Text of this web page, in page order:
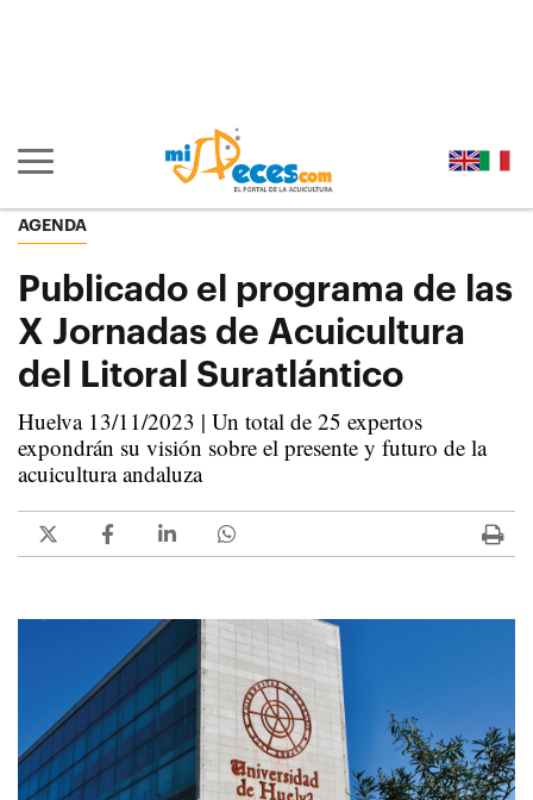
Mostrar/ocultar navegación principal
AGENDA
Publicado el programa de las
X Jornadas de Acuicultura
del Litoral Suratlántico
Huelva 13/11/2023 | Un total de 25 expertos
expondrán su visión sobre el presente y futuro de la
acuicultura andaluza